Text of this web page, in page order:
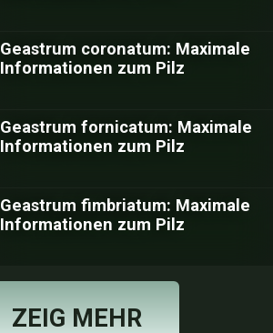
Geastrum coronatum: Maximale
Informationen zum Pilz
Geastrum fornicatum: Maximale
Informationen zum Pilz
Geastrum fimbriatum: Maximale
Informationen zum Pilz
ZEIG MEHR